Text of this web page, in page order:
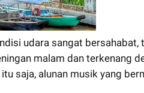
udara sangat
malam dan terkenang
itu saja, alunan musik yang